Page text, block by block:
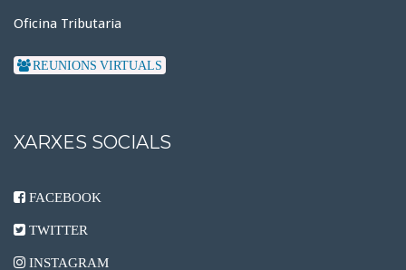
Oficina Tributaria
REUNIONS VIRTUALS
XARXES SOCIALS
FACEBOOK
TWITTER
INSTAGRAM